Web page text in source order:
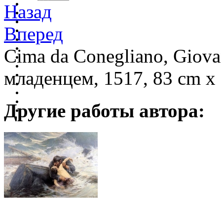
Назад
Вперед
Cima da Conegliano,
младенцем, 1517, 83 cm
Другие работы автора: